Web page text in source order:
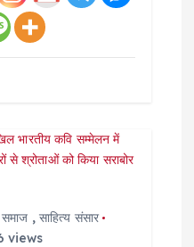
समाज , साहित्य संसार
views